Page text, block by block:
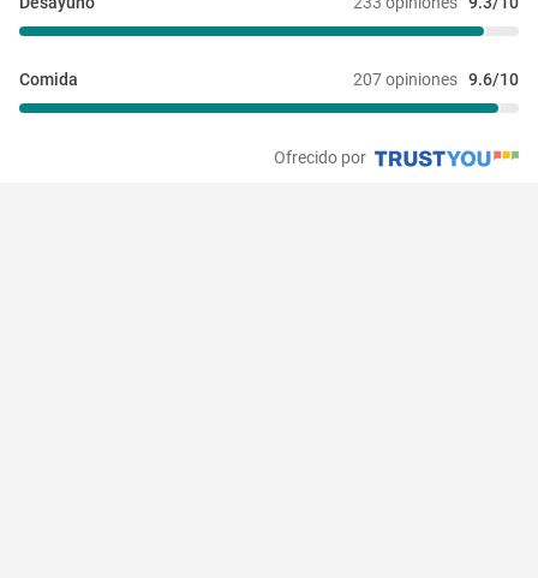
207 opiniones 9.6/10
Comida
Ofrecido por